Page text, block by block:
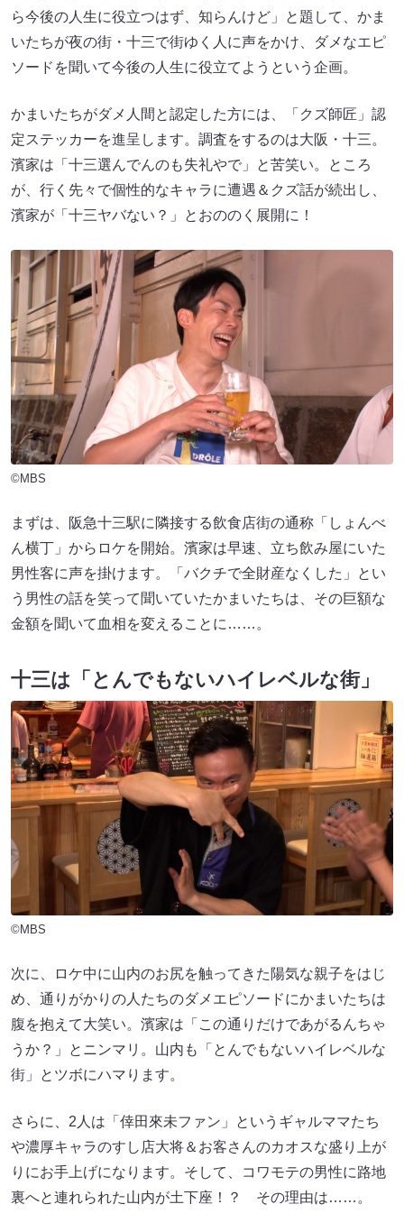
ら今後の人生に役立つはず、知らんけど」と題して、かま
いたちが夜の街・十三で街ゆく人に声をかけ、ダメなエピ
ソードを聞いて今後の人生に役立てようという企画。
かまいたちがダメ人間と認定した方には、「クズ師匠」認
定ステッカーを進呈します。調査をするのは大阪・十三。
濱家は「十三選んでんのも失礼やで」と苦笑い。ところ
が、行く先々で個性的なキャラに遭遇＆クズ話が続出し、
濱家が「十三ヤバない？」とおののく展開に！
©MBS
まずは、阪急十三駅に隣接する飲食店街の通称「しょんべ
ん横丁」からロケを開始。濱家は早速、立ち飲み屋にいた
男性客に声を掛けます。「バクチで全財産なくした」とい
う男性の話を笑って聞いていたかまいたちは、その巨額な
金額を聞いて血相を変えることに……。
十三は「とんでもないハイレベルな街」
©MBS
次に、ロケ中に山内のお尻を触ってきた陽気な親子をはじ
め、通りがかりの人たちのダメエピソードにかまいたちは
腹を抱えて大笑い。濱家は「この通りだけであがるんちゃ
うか？」とニンマリ。山内も「とんでもないハイレベルな
街」とツボにハマります。
さらに、2人は「倖田來未ファン」というギャルママたち
や濃厚キャラのすし店大将＆お客さんのカオスな盛り上が
りにお手上げになります。そして、コワモテの男性に路地
裏へと連れられた山内が土下座！？ その理由は……。